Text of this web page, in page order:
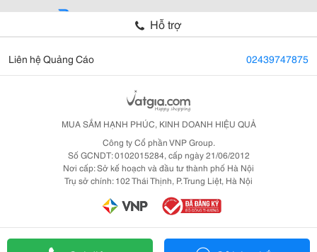
Hỗ trợ
Liên hệ Quảng Cáo 02439747875
MUA SẮM HẠNH PHÚC, KINH DOANH HIỆU QUẢ
Công ty Cổ phần VNP Group.
Số GCNDT: 0102015284, cấp ngày 21/06/2012
Nơi cấp: Sở kế hoạch và đầu tư thành phố Hà Nội
Trụ sở chính: 102 Thái Thịnh, P. Trung Liệt, Hà Nội